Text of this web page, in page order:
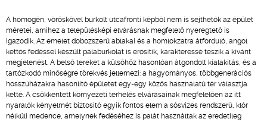
A homogén, vöröskővel burkolt utcafronti képből nem is sejthetők az épület
méretei, amihez a településképi elvárásnak megfelelő nyeregtető is
igazodik. Az emelet dobozszerű ablakai és a homlokzatra átforduló, angol
kettős fedéssel készült palaburkolat is erősítik, karakteressé teszik a kívánt
megjelenést. A belső tereket a külsőhöz hasonlóan átgondolt kialakítás, és a
tartózkodó minőségre törekvés jellemezi: a hagyományos, többgenerációs
hosszúházakra hasonlító épületet egy-egy közös használatú tér választja
ketté. A csökkentett környezeti terhelés elvárásainak megfelelően az itt
nyaralók kényelmét biztosító egyik fontos elem a sósvizes rendszerű, klór
nélküli medence, amelynek fedéséhez is palát használtak az eredetileg